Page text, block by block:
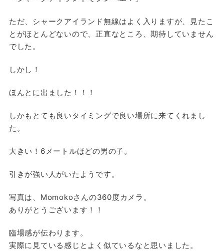
ただ、シャークアイランド無線はよく入りますが、見たこ
とがほとんどないので、正直なところ、期待していません
でした。
しかし！
ほんとに出ました！！！
しかもとても良いタイミングで良い場所に来てくれまし
た。
大きい！6メートルほどの男の子。
引きが強い人がいたようです。
写真は、Momokoさんの360度カメラ。
ありがとうございます！！
臨場感が伝わります。
実際に見ている感じとよく似ているなと思いました。